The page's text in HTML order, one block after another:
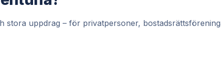
stora uppdrag – för privatpersoner,